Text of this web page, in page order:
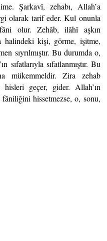
Şarkavî, zehabı, Allah’a
olarak tarif eder. Kul onunla
olur. Zehâb, ilâhî aşkın
halindeki kişi, görme, işitme,
sıyrılmıştır. Bu durumda o,
sıfatlarıyla sıfatlanmıştır. Bu
mükemmeldir. Zira zehab
geçer, gider. Allah’ın
hissetmezse, o, sonu,